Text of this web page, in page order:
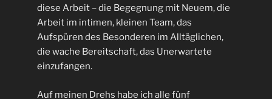
diese Arbeit – die Begegnung mit Neuem, die
Arbeit im intimen, kleinen Team, das
Aufspüren des Besonderen im Alltäglichen,
die wache Bereitschaft, das Unerwartete
einzufangen.
Auf meinen Drehs habe ich alle fünf